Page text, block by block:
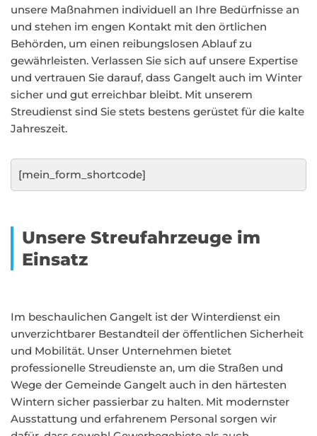
unsere Maßnahmen individuell an Ihre Bedürfnisse an
und stehen im engen Kontakt mit den örtlichen
Behörden, um einen reibungslosen Ablauf zu
gewährleisten. Verlassen Sie sich auf unsere Expertise
und vertrauen Sie darauf, dass Gangelt auch im Winter
sicher und gut erreichbar bleibt. Mit unserem
Streudienst sind Sie stets bestens gerüstet für die kalte
Jahreszeit.
[mein_form_shortcode]
Unsere Streufahrzeuge im
Einsatz
Im beschaulichen Gangelt ist der Winterdienst ein
unverzichtbarer Bestandteil der öffentlichen Sicherheit
und Mobilität. Unser Unternehmen bietet
professionelle Streudienste an, um die Straßen und
Wege der Gemeinde Gangelt auch in den härtesten
Wintern sicher passierbar zu halten. Mit modernster
Ausstattung und erfahrenem Personal sorgen wir